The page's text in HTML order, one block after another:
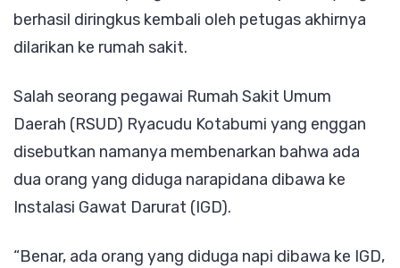
Satu
Rahang
berhasil diringkus kembali oleh petugas akhirnya
dilarikan ke rumah sakit.
Salah seorang pegawai Rumah Sakit Umum
Daerah (RSUD) Ryacudu Kotabumi yang enggan
disebutkan namanya membenarkan bahwa ada
dua orang yang diduga narapidana dibawa ke
Instalasi Gawat Darurat (IGD).
“Benar, ada orang yang diduga napi dibawa ke IGD,